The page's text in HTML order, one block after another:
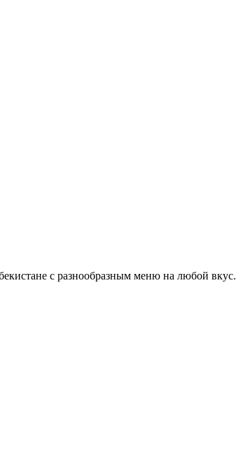
с разнообразным меню на любой вкус.